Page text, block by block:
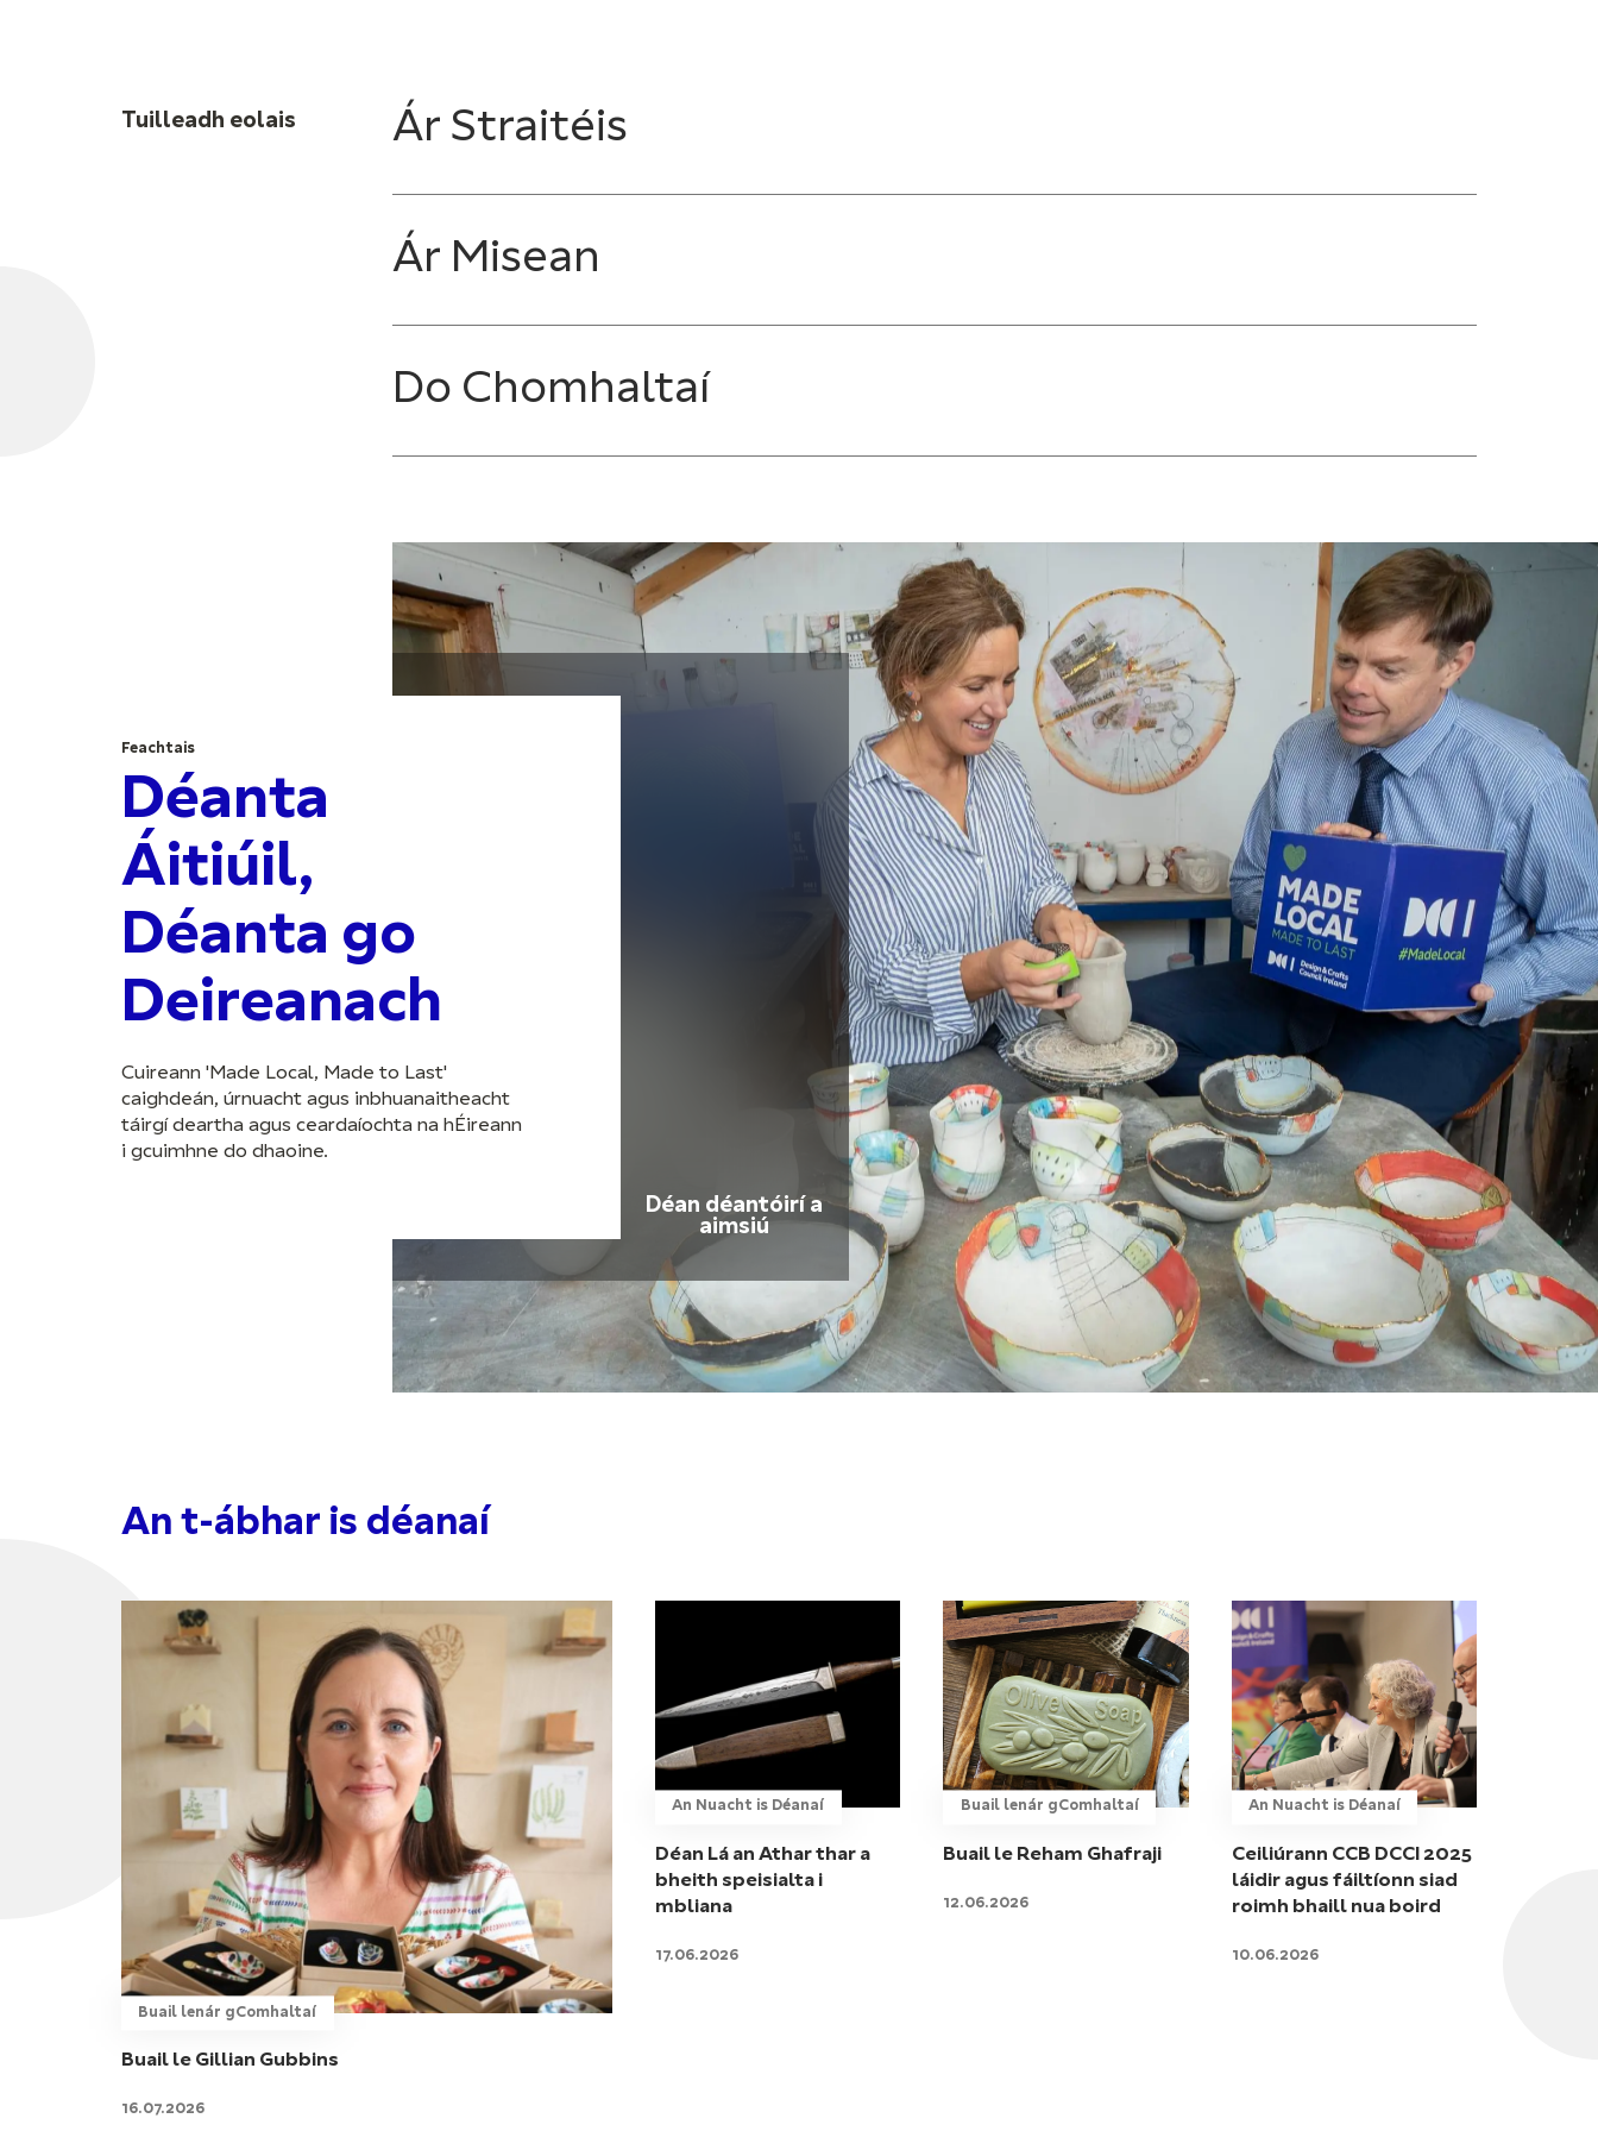
Tuilleadh eolais Ár Straitéis
Ár Misean
Do Chomhaltaí
Feachtais
Déanta
Áitiúil,
Déanta go
Deireanach
Cuireann 'Made Local, Made to Last'
caighdeán, úrnuacht agus inbhuanaitheacht
táirgí deartha agus ceardaíochta na hÉireann
i gcuimhne do dhaoine.
Déan déantóirí a
aimsiú
An t-ábhar is déanaí
Buail lenár gComhaltaí
Buail le Gillian Gubbins
16.07.2026
An Nuacht is Déanaí
Déan Lá an Athar thar a
bheith speisialta i
mbliana
17.06.2026
Buail lenár gComhaltaí
Buail le Reham Ghafraji
12.06.2026
An Nuacht is Déanaí
Ceiliúrann CCB DCCI 2025
láidir agus fáiltíonn siad
roimh bhaill nua boird
10.06.2026